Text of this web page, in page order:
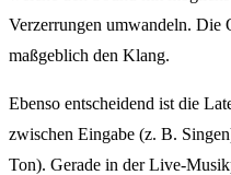
Verzerrungen umwandeln. Die
maßgeblich den Klang.
Ebenso entscheidend ist die
zwischen Eingabe (z. B.
Ton). Gerade in der Live-